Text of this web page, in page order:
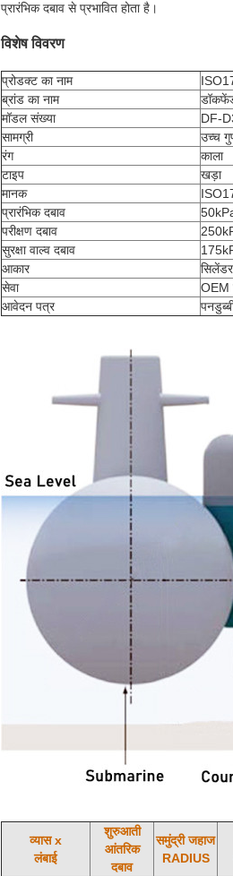
प्रारंभिक दबाव से प्रभावित होता है।
विशेष विवरण
प्रोडक्ट का नाम
ब्रांड का नाम
मॉडल संख्या
DF-
सामग्री
उच्च
रंग
काला
टाइप
खड़ा
मानक
प्रारंभिक दबाव
परीक्षण दबाव
सुरक्षा वाल्व दबाव
आकार
सिलेंडर
सेवा
OEM
आवेदन पत्र
व्यास x
लंबाई
शुरुआती
आंतरिक
दबाव
समुंद्री जहाज
RADIUS